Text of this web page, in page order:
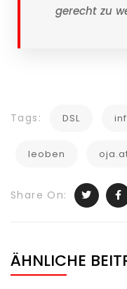
gerecht zu
Tags: DSL
leoben
Share On:
ÄHNLICHE